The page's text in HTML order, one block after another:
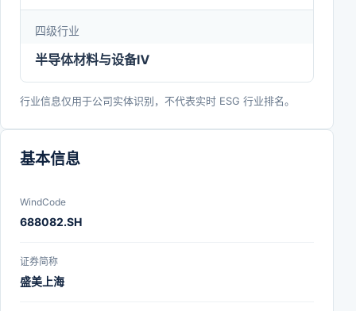
排的要求。公司凭借先进的技术和丰富的产品线，已
发展成为中国大陆少数具有一定国际竞争力的半导体
专用设备提供商，产品得到众多国内外主流半导体厂
四级行业
半导体材料与设备Ⅳ
行业信息仅用于公司实体识别，不代表实时 ESG 行业排名。
基本信息
WindCode
688082.SH
证券简称
盛美上海